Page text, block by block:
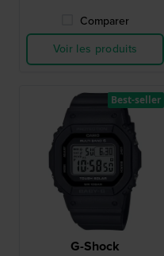
Comparer
Voir les produits
G-Shock
Best-seller